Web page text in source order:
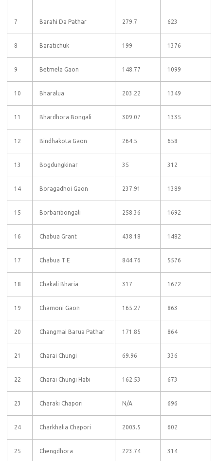
7 Barahi Da Pathar 279.7 623
8 Baratichuk 199 1376
9 Betmela Gaon 148.77 1099
10 Bharalua 203.22 1349
11 Bhardhora Bongali 309.07 1335
12 Bindhakota Gaon 264.5 658
13 Bogdungkinar 35 312
14 Boragadhoi Gaon 237.91 1389
15 Borbaribongali 258.36 1692
16 Chabua Grant 438.18 1482
17 Chabua T E 844.76 5576
18 Chakali Bharia 317 1672
19 Chamoni Gaon 165.27 863
20 Changmai Barua Pathar 171.85 864
21 Charai Chungi 69.96 336
22 Charai Chungi Habi 162.53 673
23 Charaki Chapori N/A 696
24 Charkhalia Chapori 2003.5 602
25 Chengdhora 223.74 314